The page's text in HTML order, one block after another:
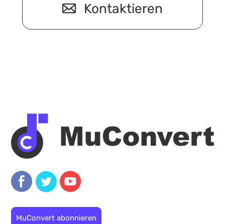
Kontaktieren
MuConvert abonnieren